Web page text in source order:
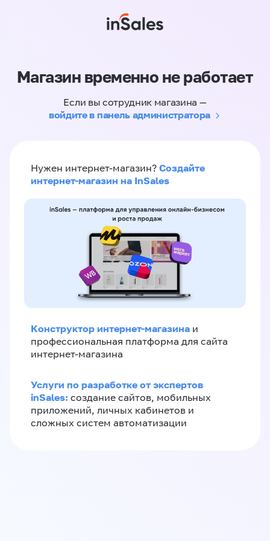
Магазин временно не работает
Если вы сотрудник магазина —
войдите в панель администратора
Нужен интернет-магазин? Создайте
интернет-магазин на InSales
Конструктор интернет-магазина и
профессиональная платформа для сайта
интернет-магазина
Услуги по разработке от экспертов
inSales: создание сайтов, мобильных
приложений, личных кабинетов и
сложных систем автоматизации